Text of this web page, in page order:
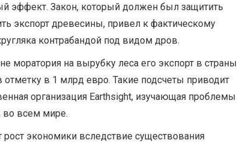
эффект. Закон, который должен был защитить
экспорт древесины, привел к фактическому
контрабандой под видом дров.
моратория на вырубку леса его экспорт в страны
в 1 млрд евро. Такие подсчеты приводит
организация Earthsight, изучающая проблемы
во всем мире.
рост экономики вследствие существования